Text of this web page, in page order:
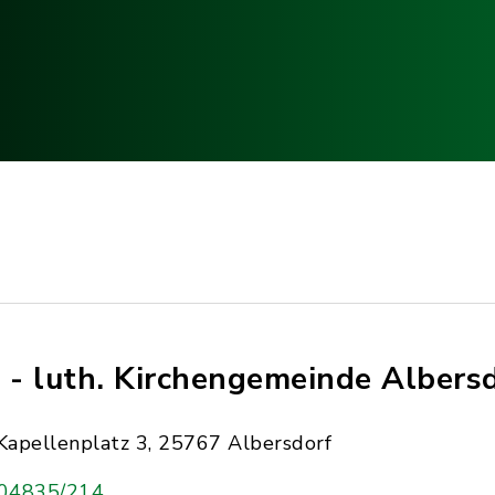
- luth. Kirchengemeinde
3, 25767 Albersdorf